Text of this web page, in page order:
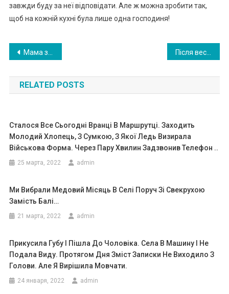
завжди буду за неї відповідати. Але ж можна зробити так,
щоб на кожній кухні була лише одна господиня!
Навигация
по
записям
Мама заявила, що виrаняє мене з чоловіком та двома дітьми зі своєї квартири, коли я дізналася причину, скам’яніла
RELATED POSTS
Сталося Все Сьогодні Вранці В Маршрутці. Заходить
Молодий Хлопець, З Сумкою, З Якої Ледь Визирала
Військова Форма. Через Пару Хвилин Задзвонив Телефон ..
25 марта, 2022 admin
Ми Вибрали Медовий Місяць В Селі Поруч Зі Свекрухою
Замість Балі…
21 марта, 2022 admin
Прикусила Губу І Пішла До Чоловіка. Села В Машину І Не
Подала Виду. Протягом Дня Зміст Записки Не Виходило З
Голови. Але Я Вирішила Мовчати.
24 января, 2022 admin